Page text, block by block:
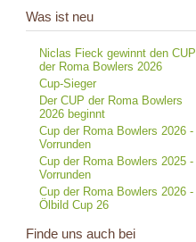
Was ist neu
Niclas Fieck gewinnt den CUP
der Roma Bowlers 2026
Cup-Sieger
Der CUP der Roma Bowlers
2026 beginnt
Cup der Roma Bowlers 2026 -
Vorrunden
Cup der Roma Bowlers 2025 -
Vorrunden
Cup der Roma Bowlers 2026 -
Ölbild Cup 26
Finde uns auch bei